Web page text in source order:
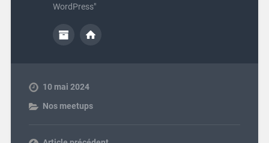
WordPress"
10 mai 2024
Nos meetups